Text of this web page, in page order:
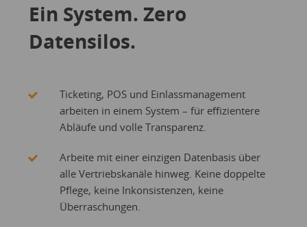
Ein System. Zero
Datensilos.
Ticketing, POS und Einlassmanagement
arbeiten in einem System – für effizientere
Abläufe und volle Transparenz.
Arbeite mit einer einzigen Datenbasis über
alle Vertriebskanäle hinweg. Keine doppelte
Pflege, keine Inkonsistenzen, keine
Überraschungen.